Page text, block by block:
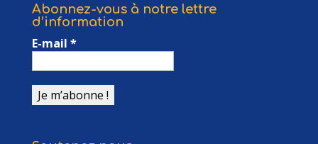
Abonnez-vous à notre lettre
d’information
E-mail *